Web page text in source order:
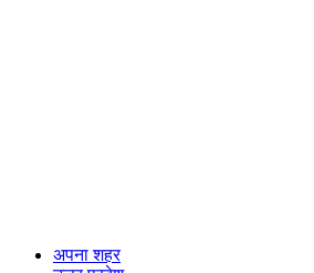
अपना शहर